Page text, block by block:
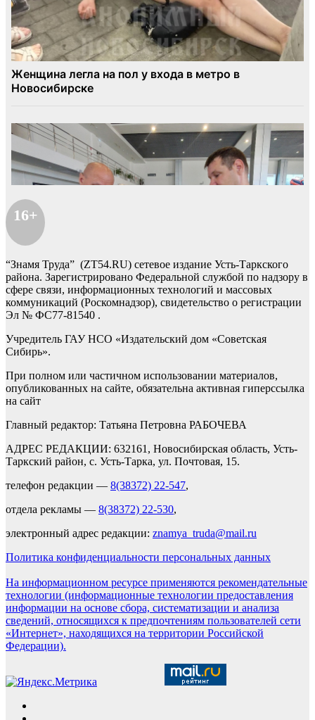
16+
“Знамя Труда” (ZT54.RU) сетевое издание Усть-Таркского
района. Зарегистрировано Федеральной службой по надзору в
сфере связи, информационных технологий и массовых
коммуникаций (Роскомнадзор), свидетельство о регистрации
Эл № ФС77-81540 .
Учредитель ГАУ НСО «Издательский дом «Советская
Сибирь».
При полном или частичном использовании материалов,
опубликованных на сайте, обязательна активная гиперссылка
на сайт
Главный редактор: Татьяна Петровна РАБОЧЕВА
АДРЕС РЕДАКЦИИ: 632161, Новосибирская область, Усть-
Таркский район, с. Усть-Тарка, ул. Почтовая, 15.
телефон редакции — 8(38372) 22-547,
отдела рекламы — 8(38372) 22-530,
электронный адрес редакции: znamya_truda@mail.ru
Политика конфиденциальности персональных данных
На информационном ресурсе применяются рекомендательные
технологии (информационные технологии предоставления
информации на основе сбора, систематизации и анализа
сведений, относящихся к предпочтениям пользователей сети
«Интернет», находящихся на территории Российской
Федерации).